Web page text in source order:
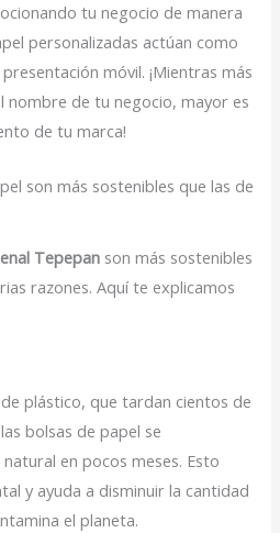
tu negocio de manera
personalizadas actúan como
móvil. ¡Mientras más
nombre de tu negocio, mayor es
de tu marca!
son más sostenibles que las de
Tepepan son más sostenibles
razones. Aquí te explicamos
plástico, que tardan cientos de
bolsas de papel se
en pocos meses. Esto
y ayuda a disminuir la cantidad
el planeta.